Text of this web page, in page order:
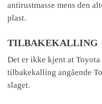
antirustmasse mens den
plast.
TILBAKEKALLING
Det er ikke kjent at
tilbakekalling angående
slaget.